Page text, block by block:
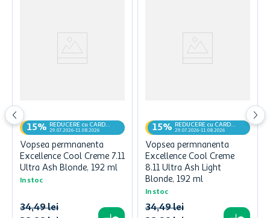
15%
REDUCERE cu CARD
MyCLUB
29.07.2026-11.08.2026
Vopsea permnanenta
Excellence Cool Creme 7.11
Ultra Ash Blonde, 192 ml
In stoc
34,49lei
15%
REDUCERE cu CARD
MyCLUB
29.07.2026-11.08.2026
Vopsea permnanenta
Excellence Cool Creme
8.11 Ultra Ash Light
Blonde, 192 ml
In stoc
34,49lei